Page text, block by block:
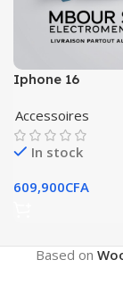
Iphone 16
Accessoires
In stock
609,900CFA
Based on